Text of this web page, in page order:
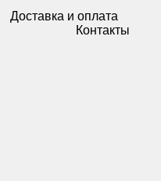
Доставка и оплата
Контакты